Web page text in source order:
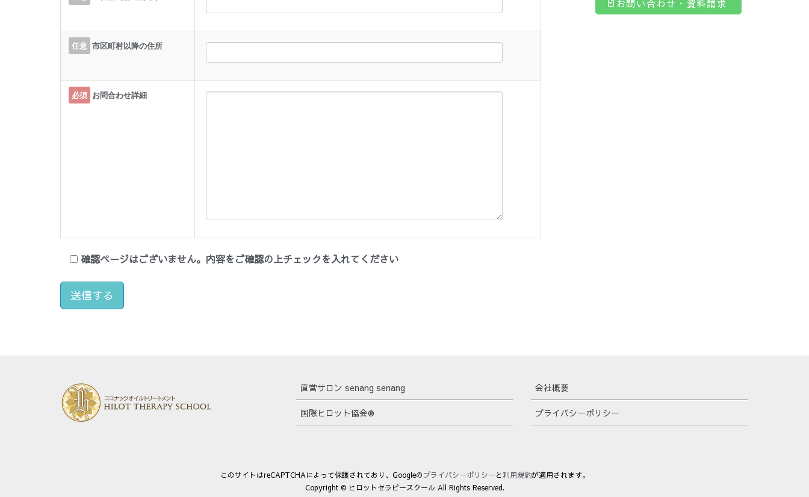
任意 市区町村以降の住所
必須 お問合わせ詳細
確認ページはございません。内容をご確認の上チェックを入れてください
お問い合わせ・資料請求
直営サロン senang senang
国際ヒロット協会®
会社概要
プライバシーポリシー
このサイトはreCAPTCHAによって保護されており、Googleのプライバシーポリシーと利用規約が適用されます。
Copyright © ヒロットセラピースクール All Rights Reserved.